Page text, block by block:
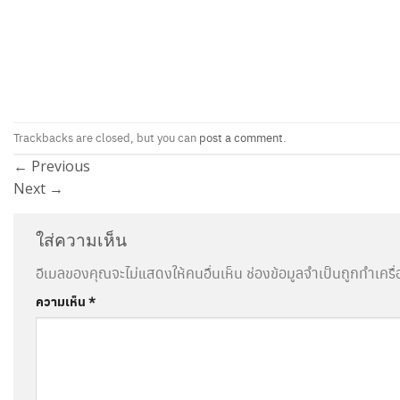
Trackbacks are closed, but you can post a comment.
← Previous
Next →
ใส่ความเห็น
อีเมลของคุณจะไม่แสดงให้คนอื่นเห็น ช่องข้อมูลจำเป็นถูกทำเค
ความเห็น*